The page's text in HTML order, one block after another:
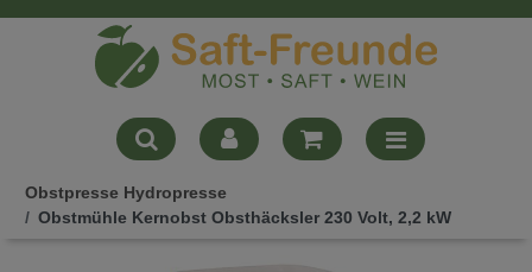
Obstpresse Hydropresse
Obstmühle Kernobst Obsthäcksler 230 Volt, 2,2 kW